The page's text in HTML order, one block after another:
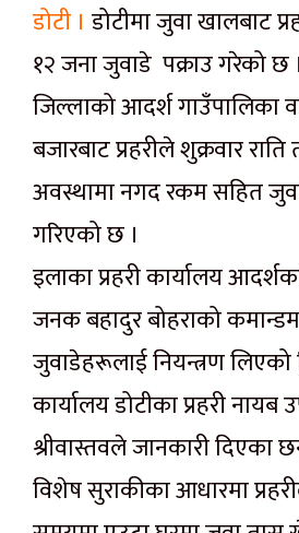
डोटी । डोटीमा जुवा खालबाट
१२ जना जुवाडे पक्राउ गरेको छ ।
जिल्लाको आदर्श गाउँपालिका
बजारबाट प्रहरीले शुक्रवार
अवस्थामा नगद रकम सहित
गरिएको छ ।
इलाका प्रहरी कार्यालय
जनक बहादुर बोहराको
जुवाडेहरूलाई नियन्त्रण लिएको
कार्यालय डोटीका प्रहरी नायब
श्रीवास्तवले जानकारी दिएका
विशेष सुराकीका आधारमा